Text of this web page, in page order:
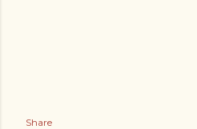
Share